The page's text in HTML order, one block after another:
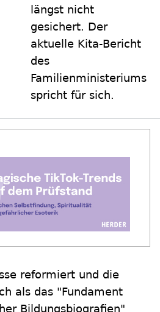
längst nicht
gesichert. Der
aktuelle Kita-Bericht
des
Familienministeriums
spricht für sich.
reformiert und die
als das "Fundament
Bildungsbiografien"